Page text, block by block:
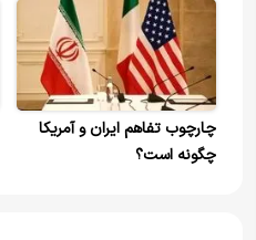
چارچوب تفاهم ایران و آمریکا
چگونه است؟